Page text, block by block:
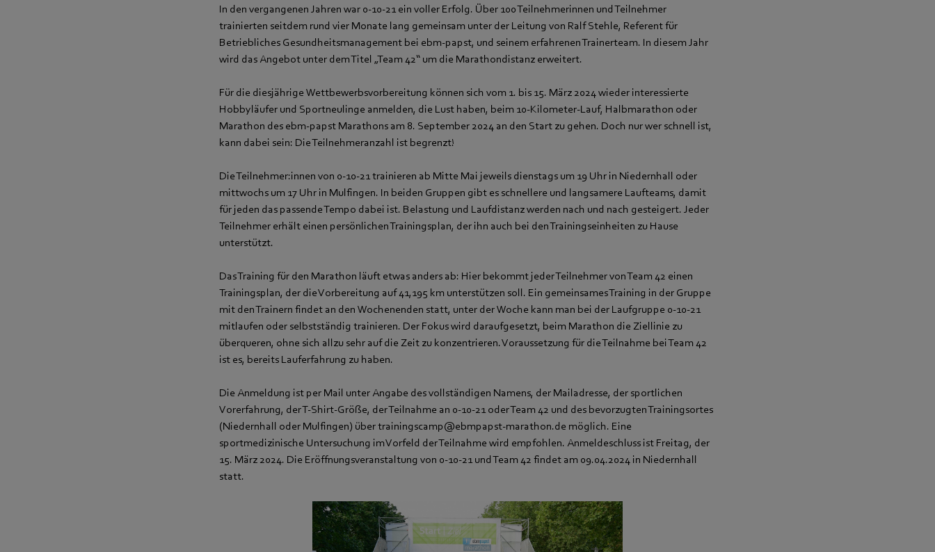
In den vergangenen Jahren war 0-10-21 ein voller Erfolg. Über 100 Teilnehmerinnen und Teilnehmer
trainierten seitdem rund vier Monate lang gemeinsam unter der Leitung von Ralf Stehle, Referent für
Betriebliches Gesundheitsmanagement bei ebm‑papst, und seinem erfahrenen Trainerteam. In diesem Jahr
wird das Angebot unter dem Titel „Team 42“ um die Marathondistanz erweitert.
Für die diesjährige Wettbewerbsvorbereitung können sich vom 1. bis 15. März 2024 wieder interessierte
Hobbyläufer und Sportneulinge anmelden, die Lust haben, beim 10-Kilometer-Lauf, Halbmarathon oder
Marathon des ebm‑papst Marathons am 8. September 2024 an den Start zu gehen. Doch nur wer schnell ist,
kann dabei sein: Die Teilnehmeranzahl ist begrenzt!
Die Teilnehmer:innen von 0-10-21 trainieren ab Mitte Mai jeweils dienstags um 19 Uhr in Niedernhall oder
mittwochs um 17 Uhr in Mulfingen. In beiden Gruppen gibt es schnellere und langsamere Laufteams, damit
für jeden das passende Tempo dabei ist. Belastung und Laufdistanz werden nach und nach gesteigert. Jeder
Teilnehmer erhält einen persönlichen Trainingsplan, der ihn auch bei den Trainingseinheiten zu Hause
unterstützt.
Das Training für den Marathon läuft etwas anders ab: Hier bekommt jeder Teilnehmer von Team 42 einen
Trainingsplan, der die Vorbereitung auf 41,195 km unterstützen soll. Ein gemeinsames Training in der Gruppe
mit den Trainern findet an den Wochenenden statt, unter der Woche kann man bei der Laufgruppe 0-10-21
mitlaufen oder selbstständig trainieren. Der Fokus wird daraufgesetzt, beim Marathon die Ziellinie zu
überqueren, ohne sich allzu sehr auf die Zeit zu konzentrieren. Voraussetzung für die Teilnahme bei Team 42
ist es, bereits Lauferfahrung zu haben.
Die Anmeldung ist per Mail unter Angabe des vollständigen Namens, der Mailadresse, der sportlichen
Vorerfahrung, der T-Shirt-Größe, der Teilnahme an 0-10-21 oder Team 42 und des bevorzugten Trainingsortes
(Niedernhall oder Mulfingen) über trainingscamp@ebmpapst-marathon.de möglich. Eine
sportmedizinische Untersuchung im Vorfeld der Teilnahme wird empfohlen. Anmeldeschluss ist Freitag, der
15. März 2024. Die Eröffnungsveranstaltung von 0-10-21 und Team 42 findet am 09.04.2024 in Niedernhall
statt.